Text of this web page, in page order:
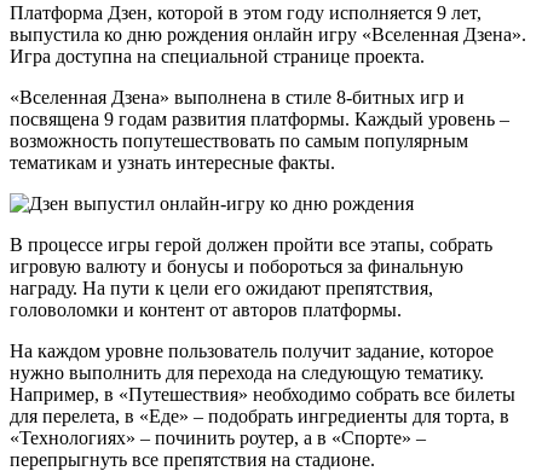
Платформа Дзен, которой в этом году исполняется 9 лет,
выпустила ко дню рождения онлайн игру «Вселенная Дзена».
Игра доступна на специальной странице проекта.
«Вселенная Дзена» выполнена в стиле 8-битных игр и
посвящена 9 годам развития платформы. Каждый уровень –
возможность попутешествовать по самым популярным
тематикам и узнать интересные факты.
В процессе игры герой должен пройти все этапы, собрать
игровую валюту и бонусы и побороться за финальную
награду. На пути к цели его ожидают препятствия,
головоломки и контент от авторов платформы.
На каждом уровне пользователь получит задание, которое
нужно выполнить для перехода на следующую тематику.
Например, в «‎Путешествия»‎ необходимо собрать все билеты
для перелета, в «Еде» – подобрать ингредиенты для торта, в
«Технологиях» – починить роутер, а в «Спорте» –
перепрыгнуть все препятствия на стадионе.